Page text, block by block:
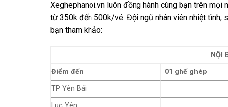
Xeghephanoi.vn luôn đồng hành cùng bạn trên mọi
từ 350k đến 500k/vé. Đội ngũ nhân viên nhiệt tình,
bạn tham khảo:
NỘI
Điểm đến
01 ghế ghép
TP Yên Bái